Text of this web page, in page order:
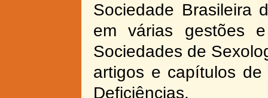
Sociedade Brasileira
em várias gestões
Sociedades de
artigos e capítulos
Deficiências,